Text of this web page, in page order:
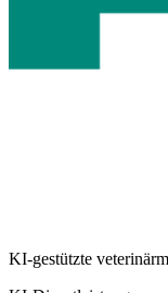
KI-gestützte